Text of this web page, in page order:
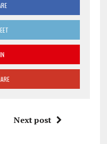
Next post